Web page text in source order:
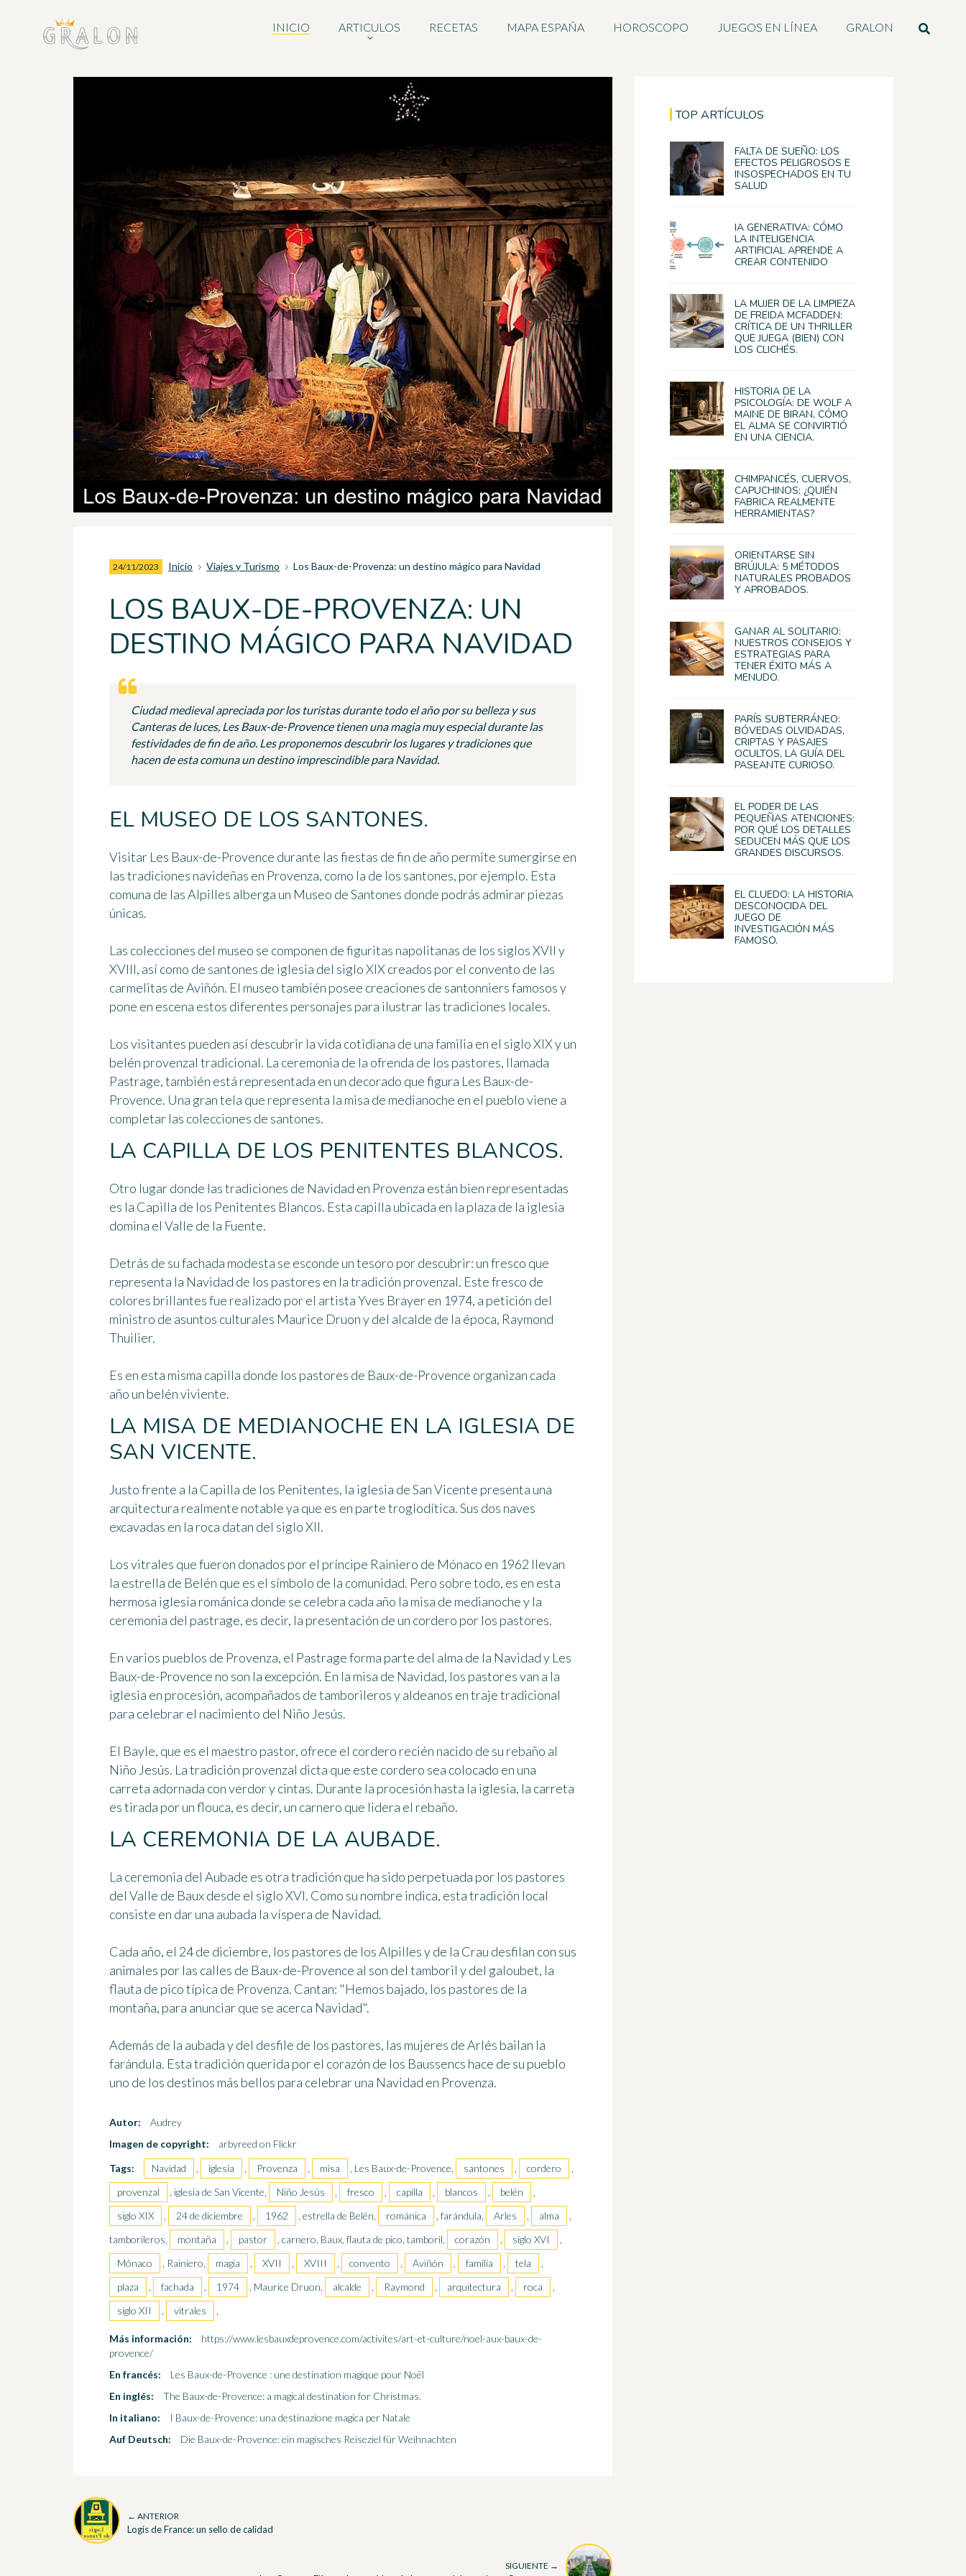
INICIO ARTICULOS RECETAS MAPA ESPAÑA HOROSCOPO JUEGOS EN LÍNEA GRALON
24/11/2023 Inicio Viajes y Turismo Los Baux-de-Provenza: un destino mágico para Navidad
LOS BAUX-DE-PROVENZA: UN
DESTINO MÁGICO PARA NAVIDAD
Ciudad medieval apreciada por los turistas durante todo el año por su belleza y sus
Canteras de luces, Les Baux-de-Provence tienen una magia muy especial durante las
festividades de fin de año. Les proponemos descubrir los lugares y tradiciones que
hacen de esta comuna un destino imprescindible para Navidad.
EL MUSEO DE LOS SANTONES.
Visitar Les Baux-de-Provence durante las fiestas de fin de año permite sumergirse en
las tradiciones navideñas en Provenza, como la de los santones, por ejemplo. Esta
comuna de las Alpilles alberga un Museo de Santones donde podrás admirar piezas
únicas.
Las colecciones del museo se componen de figuritas napolitanas de los siglos XVII y
XVIII, así como de santones de iglesia del siglo XIX creados por el convento de las
carmelitas de Aviñón. El museo también posee creaciones de santonniers famosos y
pone en escena estos diferentes personajes para ilustrar las tradiciones locales.
Los visitantes pueden así descubrir la vida cotidiana de una familia en el siglo XIX y un
belén provenzal tradicional. La ceremonia de la ofrenda de los pastores, llamada
Pastrage, también está representada en un decorado que figura Les Baux-de-
Provence. Una gran tela que representa la misa de medianoche en el pueblo viene a
completar las colecciones de santones.
LA CAPILLA DE LOS PENITENTES BLANCOS.
Otro lugar donde las tradiciones de Navidad en Provenza están bien representadas
es la Capilla de los Penitentes Blancos. Esta capilla ubicada en la plaza de la iglesia
domina el Valle de la Fuente.
Detrás de su fachada modesta se esconde un tesoro por descubrir: un fresco que
representa la Navidad de los pastores en la tradición provenzal. Este fresco de
colores brillantes fue realizado por el artistaYves Brayeren 1974, a petición del
ministro de asuntos culturales Maurice Druon y del alcalde de la época, Raymond
Thuilier.
Es en esta misma capilla donde los pastores de Baux-de-Provence organizan cada
año un belén viviente.
LA MISA DE MEDIANOCHE EN LA IGLESIA DE
SAN VICENTE.
Justo frente a la Capilla de los Penitentes, la iglesia de San Vicente presenta una
arquitectura realmente notable ya que es en parte troglodítica. Sus dos naves
excavadas en la roca datan del siglo XII.
Los vitrales que fueron donados por el príncipe Rainiero de Mónaco en 1962 llevan
la estrella de Belén que es el símbolo de la comunidad. Pero sobre todo, es en esta
hermosa iglesia románica donde se celebra cada año la misa de medianoche y la
ceremonia del pastrage, es decir, la presentación de un cordero por los pastores.
En varios pueblos de Provenza, el Pastrageforma parte del alma de la Navidad y Les
Baux-de-Provence no son la excepción. En la misa de Navidad, los pastores van a la
iglesia en procesión, acompañados de tamborileros y aldeanos en traje tradicional
para celebrar el nacimiento del Niño Jesús.
El Bayle, que es el maestro pastor, ofrece el cordero recién nacido de su rebaño al
Niño Jesús. La tradición provenzal dicta que este cordero sea colocado en una
carreta adornada con verdor y cintas. Durante la procesión hasta la iglesia, la carreta
es tirada por un flouca, es decir, un carnero que lidera el rebaño.
LA CEREMONIA DE LA AUBADE.
La ceremonia del Aubade es otra tradición que ha sido perpetuada por los pastores
del Valle de Baux desde el siglo XVI. Como su nombre indica, esta tradición local
consiste en dar una aubada la víspera de Navidad.
Cada año, el 24 de diciembre, los pastores de los Alpilles y de la Crau desfilan con sus
animales por las calles de Baux-de-Provence al son del tamboril y del galoubet, la
flauta de pico típica de Provenza. Cantan: "Hemos bajado, los pastores de la
montaña, para anunciar que se acerca Navidad".
Además de la aubada y del desfile de los pastores, las mujeres de Arlés bailan la
farándula. Esta tradición querida por el corazón de los Baussencs hace de su pueblo
uno de los destinos más bellos para celebrar una Navidad en Provenza.
Autor:
Audrey
Imagen de copyright:
arbyreed on Flickr
Tags:
Navidad , iglesia , Provenza , misa , Les Baux-de-Provence, santones , cordero
,
provenzal
, iglesia de San Vicente, Niño Jesús , fresco , capilla , blancos , belén
,
siglo XIX
, 24 de diciembre , 1962 , estrella de Belén, románica , farándula, Arles , alma
,
tamborileros,
montaña , pastor , carnero, Baux, flauta de pico, tamboril, corazón , siglo XVI
,
Mónaco
, Rainiero, magia , XVII , XVIII , convento , Aviñón , familia , tela
,
plaza
, fachada , 1974 , Maurice Druon, alcalde , Raymond , arquitectura , roca
,
siglo XII
, vitrales ,
Más información:
https://www.lesbauxdeprovence.com/activites/art-et-culture/noel-aux-baux-de-
provence/
En francés:
Les Baux-de-Provence : une destination magique pour Noël
En inglés:
The Baux-de-Provence: a magical destination for Christmas.
In italiano:
I Baux-de-Provence: una destinazione magica per Natale
Auf Deutsch:
Die Baux-de-Provence: ein magisches Reiseziel für Weihnachten
← ANTERIOR
Logis de France: un sello de calidad
SIGUIENTE →
TOP ARTÍCULOS
FALTA DE SUEÑO: LOS
EFECTOS PELIGROSOS E
INSOSPECHADOS EN TU
SALUD
IA GENERATIVA: CÓMO
LA INTELIGENCIA
ARTIFICIAL APRENDE A
CREAR CONTENIDO
LA MUJER DE LA LIMPIEZA
DE FREIDA MCFADDEN:
CRÍTICA DE UN THRILLER
QUE JUEGA (BIEN) CON
LOS CLICHÉS.
HISTORIA DE LA
PSICOLOGÍA: DE WOLF A
MAINE DE BIRAN, CÓMO
EL ALMA SE CONVIRTIÓ
EN UNA CIENCIA.
CHIMPANCÉS, CUERVOS,
CAPUCHINOS: ¿QUIÉN
FABRICA REALMENTE
HERRAMIENTAS?
ORIENTARSE SIN
BRÚJULA: 5 MÉTODOS
NATURALES PROBADOS
Y APROBADOS.
GANAR AL SOLITARIO:
NUESTROS CONSEJOS Y
ESTRATEGIAS PARA
TENER ÉXITO MÁS A
MENUDO.
PARÍS SUBTERRÁNEO:
BÓVEDAS OLVIDADAS,
CRIPTAS Y PASAJES
OCULTOS, LA GUÍA DEL
PASEANTE CURIOSO.
EL PODER DE LAS
PEQUEÑAS ATENCIONES:
POR QUÉ LOS DETALLES
SEDUCEN MÁS QUE LOS
GRANDES DISCURSOS.
EL CLUEDO: LA HISTORIA
DESCONOCIDA DEL
JUEGO DE
INVESTIGACIÓN MÁS
FAMOSO.